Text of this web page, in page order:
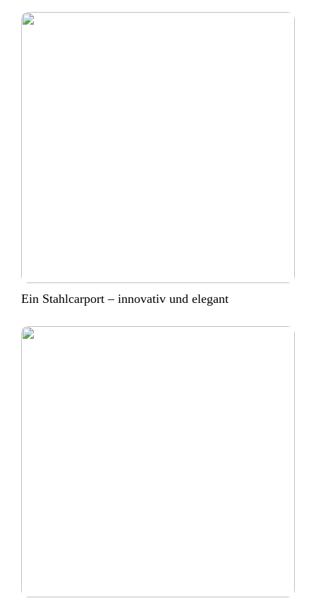
Ein Stahlcarport – innovativ und elegant